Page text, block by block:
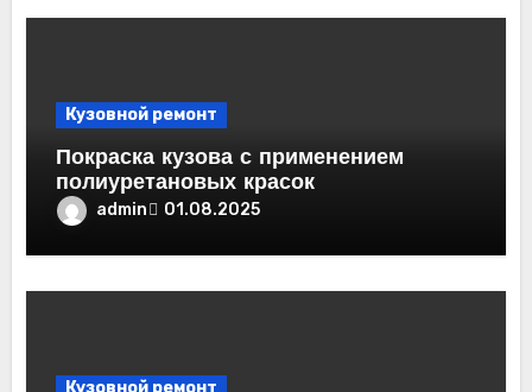
Кузовной ремонт
Покраска кузова с применением
полиуретановых красок
admin 01.08.2025
Кузовной ремонт